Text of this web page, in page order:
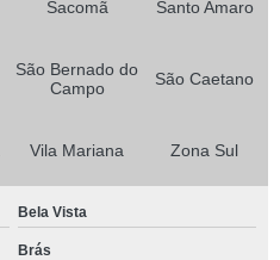
Sacomã Santo Amaro
São Bernado do
Campo
São Caetano
Vila Mariana Zona Sul
Bela Vista
Brás